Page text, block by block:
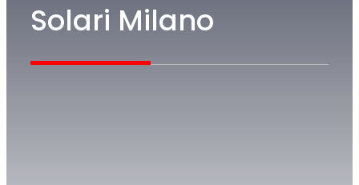
Solari Milano